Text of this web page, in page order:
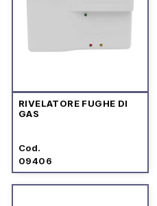
RIVELATORE FUGHE DI
GAS
Cod.
09406